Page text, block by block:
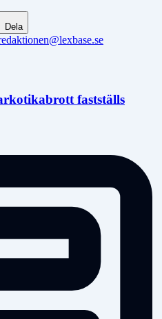
Dela
fastställs